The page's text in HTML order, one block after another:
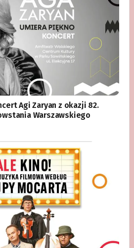
Agi Zaryan z okazji 82.
Warszawskiego